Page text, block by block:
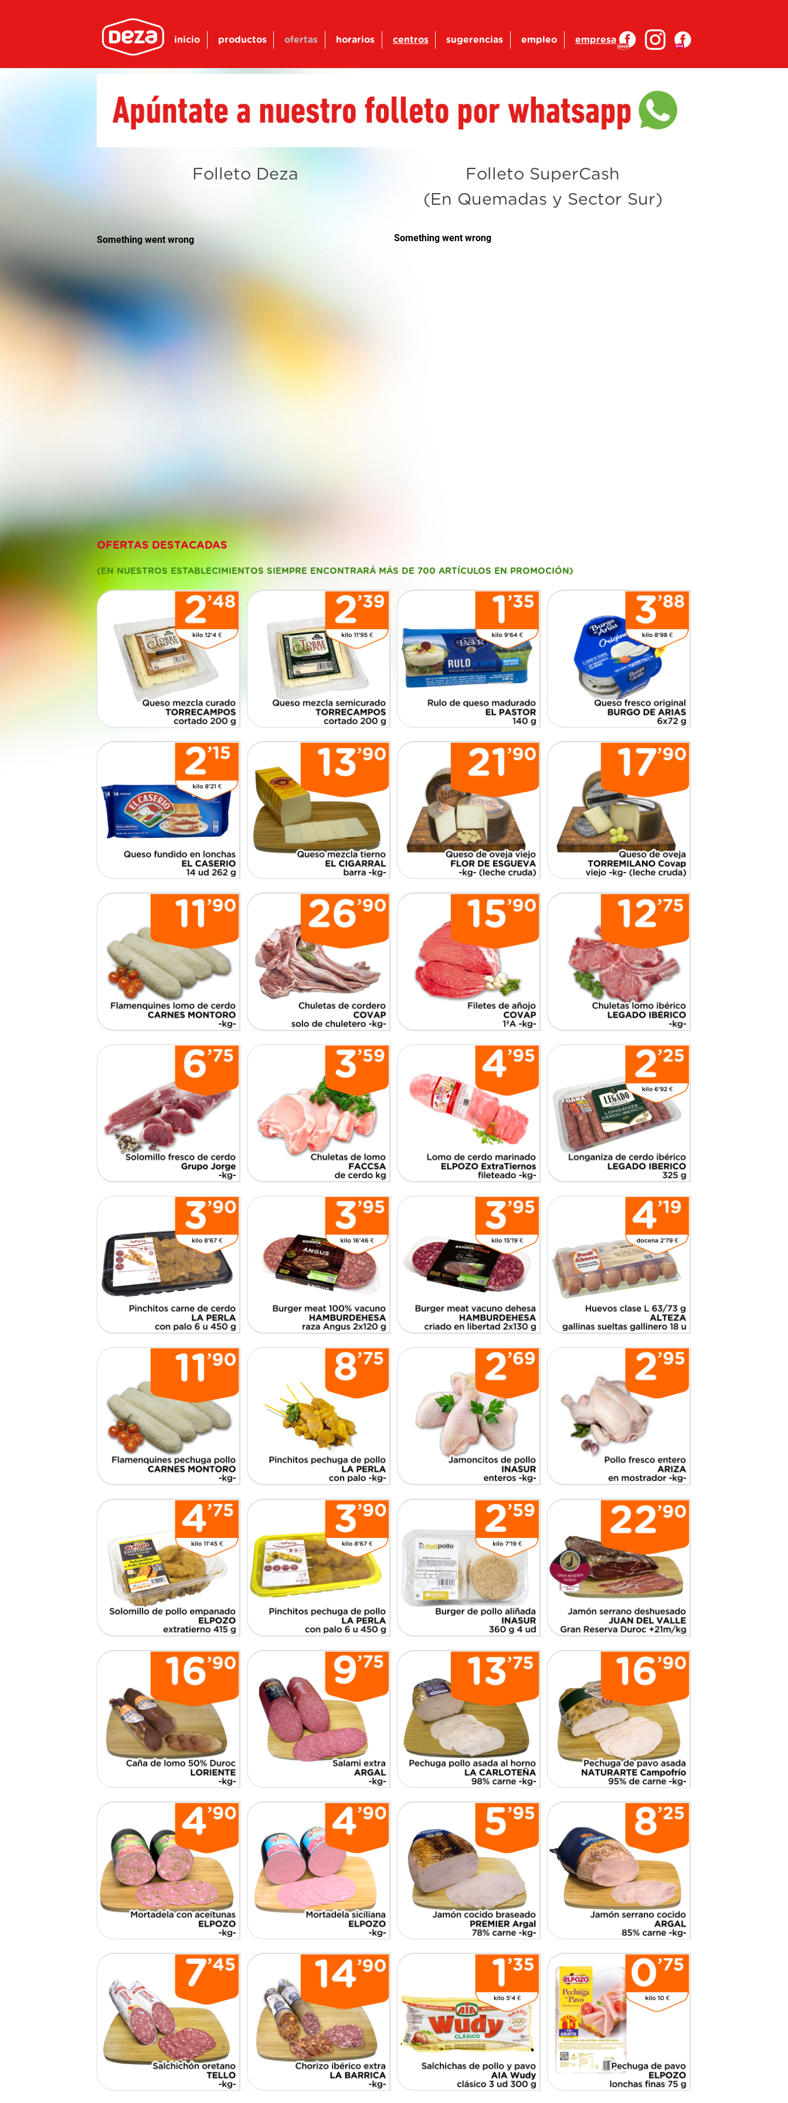
inicio productos ofertas horarios centros sugerencias empleo empresa
Folleto Deza
Folleto SuperCash
(En Quemadas y Sector Sur)
OFERTAS DESTACADAS
(EN NUESTROS ESTABLECIMIENTOS SIEMPRE ENCONTRARÁ MÁS DE 700 ARTÍCULOS EN PROMOCIÓN)